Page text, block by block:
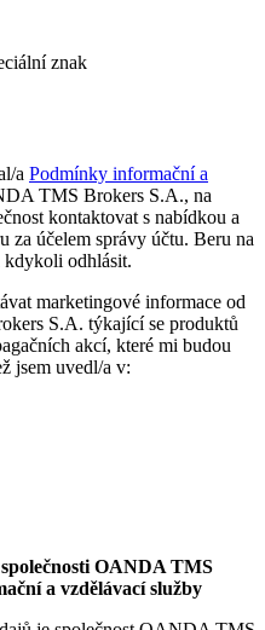
znak
a Podmínky informační a
TMS Brokers S.A., na
kontaktovat s nabídkou a
za účelem správy účtu. Beru na
kdykoli odhlásit.
marketingové informace od
S.A. týkající se produktů
akcí, které mi budou
jsem uvedl/a v:
OANDA TMS
a vzdělávací služby